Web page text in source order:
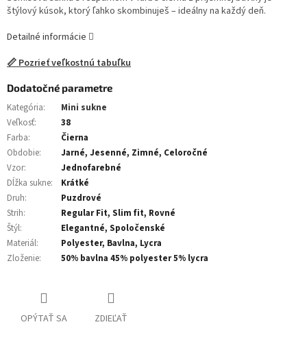
štýlový kúsok, ktorý ľahko skombinuješ – ideálny na každý deň.
Detailné informácie
📏 Pozrieť veľkostnú tabuľku
Dodatočné parametre
Kategória:
Mini sukne
Veľkosť:
38
Farba:
Čierna
Obdobie:
Jarné, Jesenné, Zimné, Celoročné
Vzor:
Jednofarebné
Dĺžka sukne:
Krátké
Druh:
Puzdrové
Strih:
Regular Fit, Slim fit, Rovné
Štýl:
Elegantné, Spoločenské
Materiál:
Polyester, Bavlna, Lycra
Zloženie: 50% bavlna 45% polyester 5% lycra
OPÝTAŤ SA ZDIEĽAŤ